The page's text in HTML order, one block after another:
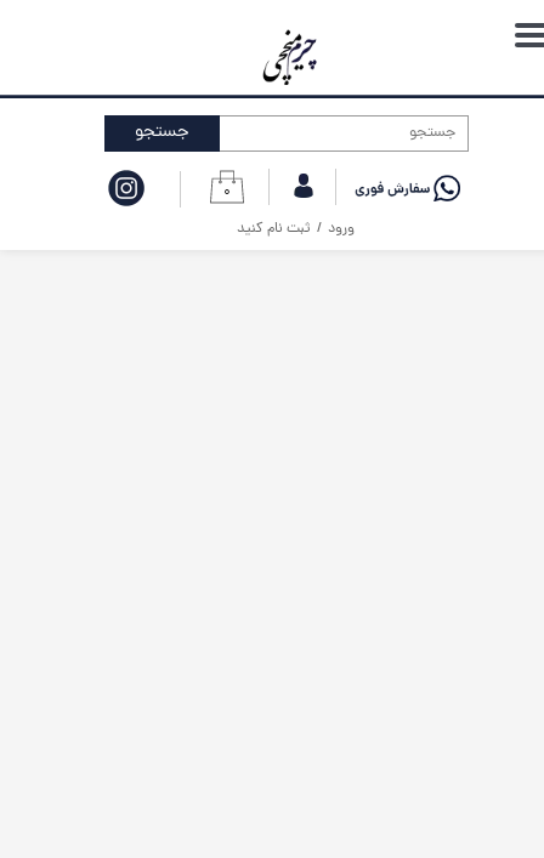
۰
ورود / ثبت نام کنید
حساب کاربری من
تغییر گذر واژه
خروج از حساب کاربری
جستجو